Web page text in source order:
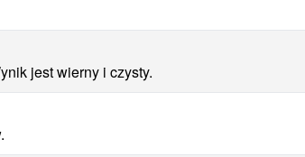
jest wierny i czysty.